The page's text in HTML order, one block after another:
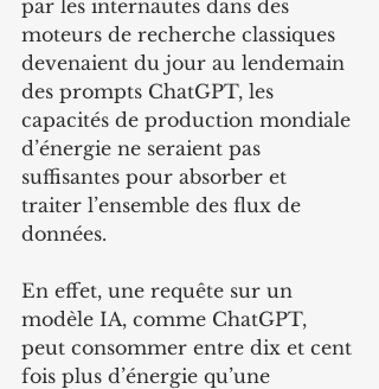
par les internautes dans des
moteurs de recherche classiques
devenaient du jour au lendemain
des prompts ChatGPT, les
capacités de production mondiale
d’énergie ne seraient pas
suffisantes pour absorber et
traiter l’ensemble des flux de
données.
En effet, une requête sur un
modèle IA, comme ChatGPT,
peut consommer entre dix et cent
fois plus d’énergie qu’une